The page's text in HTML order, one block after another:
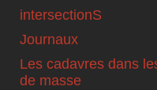
intersectionS
Journaux
Les cadavres dans
de masse